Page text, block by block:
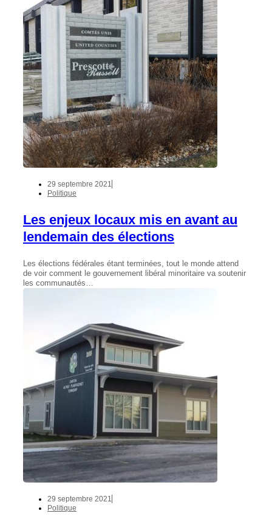
29 septembre 2021
Politique
Les enjeux locaux mis en avant au
lendemain des élections
Les élections fédérales étant terminées, tout le monde attend
de voir comment le gouvernement libéral minoritaire va soutenir
les communautés…
29 septembre 2021
Politique